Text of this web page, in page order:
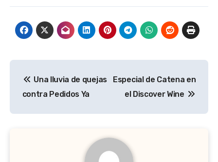
de
entradas
Una lluvia de quejas
contra Pedidos Ya
Especial de Catena en
el Discover Wine